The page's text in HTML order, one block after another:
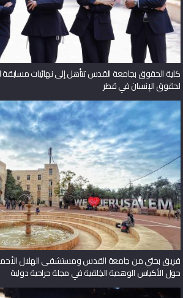
كلية الحقوق بجامعة القدس تتأهل إلى نهائيات مسابقة
لحقوق الإنسان في قطر
فريق بحثي من جامعة القدس ومستشفى الهلال
حول الأكياس الوهدية الخِلقية في مجلة جراحية دولية